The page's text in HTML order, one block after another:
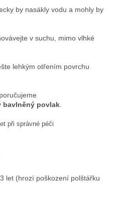
by nasákly vodu a mohly by
v suchu, mimo vlhké
lehkým otřením povrchu
bavlněný povlak
při správné péči
let (hrozí poškození polštářku